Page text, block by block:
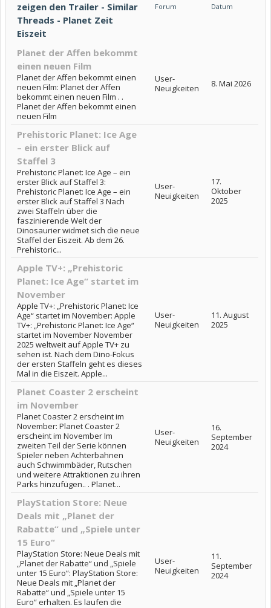
zeigen den Trailer - Similar
Threads - Planet Zeit
Eiszeit
Forum Datum
Planet der Affen bekommt
einen neuen Film
Planet der Affen bekommt einen
neuen Film: Planet der Affen
bekommt einen neuen Film . .
Planet der Affen bekommt einen
neuen Film
User-
Neuigkeiten
8. Mai 2026
Prehistoric Planet: Ice Age
– ein erster Blick auf
Staffel 3
Prehistoric Planet: Ice Age – ein
erster Blick auf Staffel 3:
Prehistoric Planet: Ice Age – ein
erster Blick auf Staffel 3 Nach
zwei Staffeln über die
faszinierende Welt der
Dinosaurier widmet sich die neue
Staffel der Eiszeit. Ab dem 26.
Prehistoric...
User-
Neuigkeiten
17.
Oktober
2025
Apple TV+: „Prehistoric
Planet: Ice Age“ startet im
November
Apple TV+: „Prehistoric Planet: Ice
Age“ startet im November: Apple
TV+: „Prehistoric Planet: Ice Age“
startet im November November
2025 weltweit auf Apple TV+ zu
sehen ist. Nach dem Dino-Fokus
der ersten Staffeln geht es dieses
Mal in die Eiszeit. Apple...
User-
Neuigkeiten
11. August
2025
Planet Coaster 2 erscheint
im November
Planet Coaster 2 erscheint im
November: Planet Coaster 2
erscheint im November Im
zweiten Teil der Serie können
Spieler neben Achterbahnen
auch Schwimmbäder, Rutschen
und weitere Attraktionen zu ihren
Parks hinzufügen.. . Planet...
User-
Neuigkeiten
16.
September
2024
PlayStation Store: Neue
Deals mit „Planet der
Rabatte“ und „Spiele unter
15 Euro“
PlayStation Store: Neue Deals mit
„Planet der Rabatte“ und „Spiele
unter 15 Euro“: PlayStation Store:
Neue Deals mit „Planet der
Rabatte“ und „Spiele unter 15
Euro“ erhalten. Es laufen die
User-
Neuigkeiten
11.
September
2024